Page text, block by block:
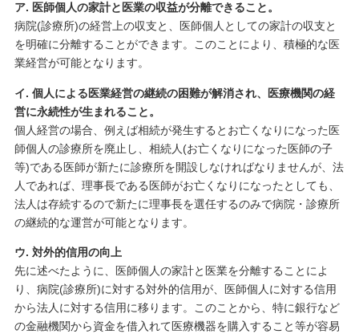
ア. 医師個人の家計と医業の収益が分離できること。
病院(診療所)の経営上の収支と、医師個人としての家計の収支と
を明確に分離することができます。このことにより、積極的な医
業経営が可能となります。
イ. 個人による医業経営の継続の困難が解消され、医療機関の経
営に永続性が生まれること。
個人経営の場合、例えば相続が発生するとお亡くなりになった医
師個人の診療所を廃止し、相続人(お亡くなりになった医師の子
等)である医師が新たに診療所を開設しなければなりませんが、法
人であれば、理事長である医師がお亡くなりになったとしても、
法人は存続するので新たに理事長を選任するのみで病院・診療所
の継続的な運営が可能となります。
ウ. 対外的信用の向上
先に述べたように、医師個人の家計と医業を分離することによ
り、病院(診療所)に対する対外的信用が、医師個人に対する信用
から法人に対する信用に移ります。このことから、特に銀行など
の金融機関から資金を借入れて医療機器を購入すること等が容易